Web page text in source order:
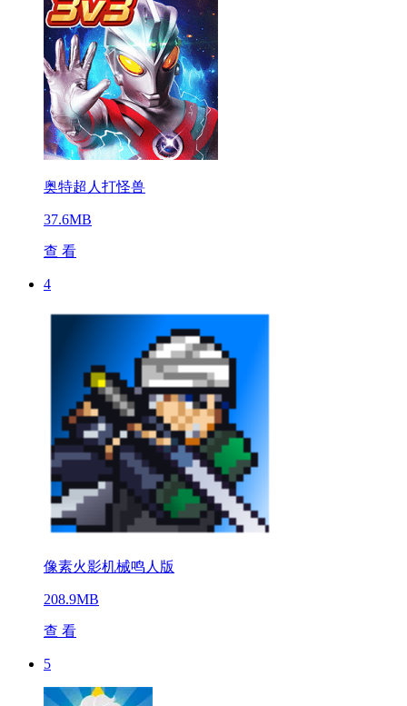
奥特超人打怪兽
37.6MB
查 看
4
像素火影机械鸣人版
208.9MB
查 看
5